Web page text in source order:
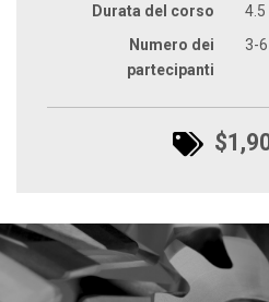
Durata del corso
4.5
Numero dei
partecipanti
3-6